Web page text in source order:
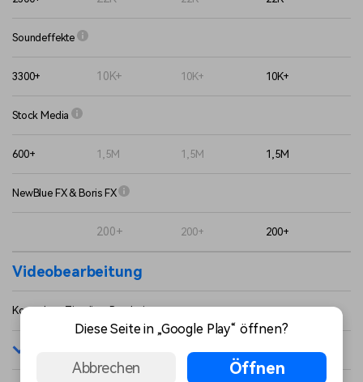
Soundeffekte
3300+ 10K+ 10K+ 10K+
Stock Media
600+ 1,5M 1,5M 1,5M
NewBlue FX & Boris FX
200+ 200+ 200+
Videobearbeitung
Kostenlose Timeline-Bearbeitung
Diese Seite in „Google Play“ öffnen?
Abbrechen Öffnen